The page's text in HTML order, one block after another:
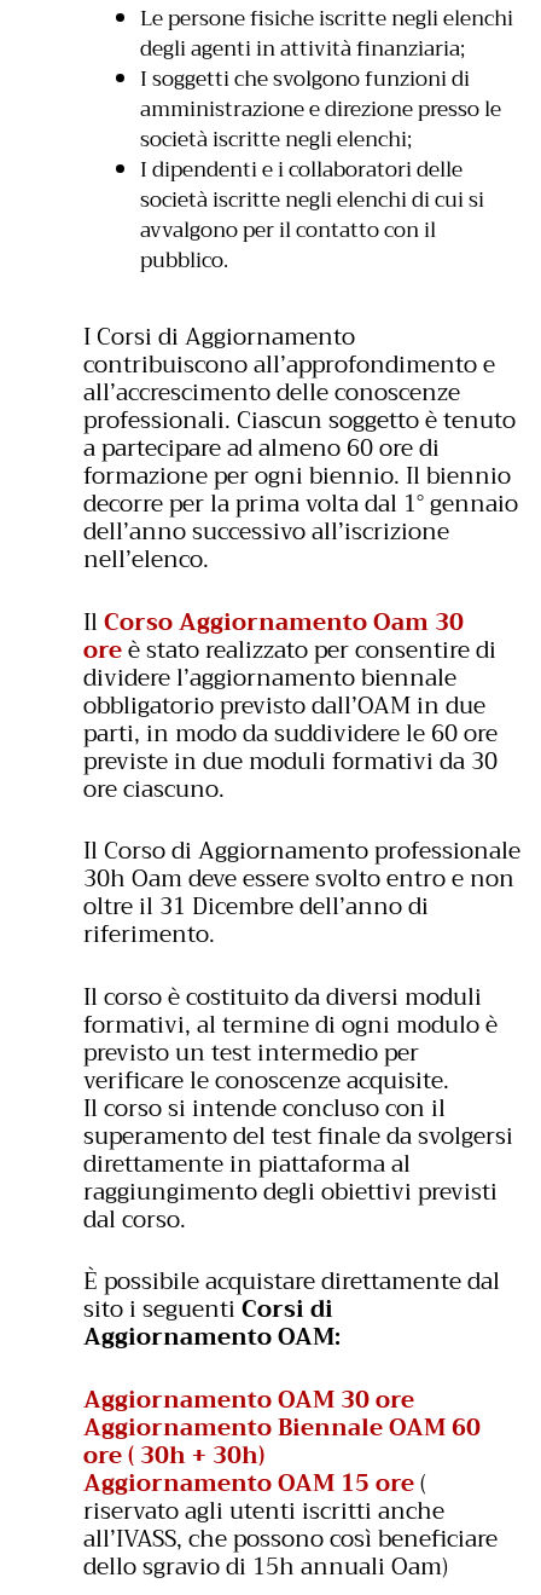
Le persone fisiche iscritte negli elenchi
degli agenti in attività finanziaria;
I soggetti che svolgono funzioni di
amministrazione e direzione presso le
società iscritte negli elenchi;
I dipendenti e i collaboratori delle
società iscritte negli elenchi di cui si
avvalgono per il contatto con il
pubblico.
I Corsi di Aggiornamento
contribuiscono all’approfondimento e
all’accrescimento delle conoscenze
professionali. Ciascun soggetto è tenuto
a partecipare ad almeno 60 ore di
formazione per ogni biennio. Il biennio
decorre per la prima volta dal 1° gennaio
dell’anno successivo all’iscrizione
nell’elenco.
IlCorso Aggiornamento Oam 30
oreè stato realizzato per consentire di
dividere l’aggiornamento biennale
obbligatorio previsto dall’OAM in due
parti, in modo da suddividere le 60 ore
previste in due moduli formativi da 30
ore ciascuno.
Il Corso di Aggiornamento professionale
30h Oam deve essere svolto entro e non
oltre il 31 Dicembre dell’anno di
riferimento.
Il corso è costituito da diversi moduli
formativi, al termine di ogni modulo è
previsto un test intermedio per
verificare le conoscenze acquisite.
Il corso si intende concluso con il
superamento del test finale da svolgersi
direttamente in piattaforma al
raggiungimento degli obiettivi previsti
dal corso.
È possibile acquistare direttamente dal
sito i seguentiCorsi di
Aggiornamento OAM:
Aggiornamento OAM 30 ore
Aggiornamento Biennale OAM 60
ore ( 30h + 30h)
Aggiornamento OAM 15 ore(
riservato agli utenti iscritti anche
all’IVASS, che possono così beneficiare
dello sgravio di 15h annuali Oam)